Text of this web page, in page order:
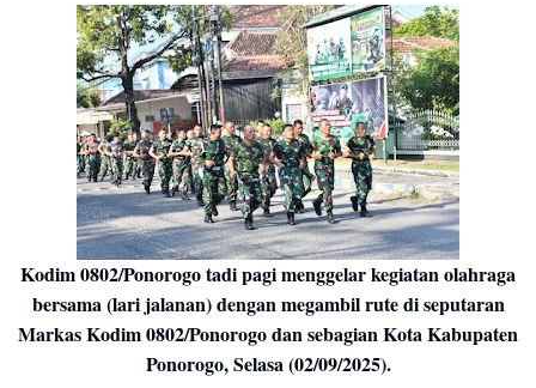
Kodim 0802/Ponorogo tadi pagi menggelar kegiatan olahraga
bersama (lari jalanan) dengan megambil rute di seputaran
Markas Kodim 0802/Ponorogo dan sebagian Kota Kabupaten
Ponorogo, Selasa (02/09/2025).